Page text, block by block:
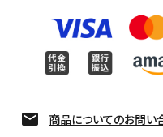
Follow us
商品についてのお問い